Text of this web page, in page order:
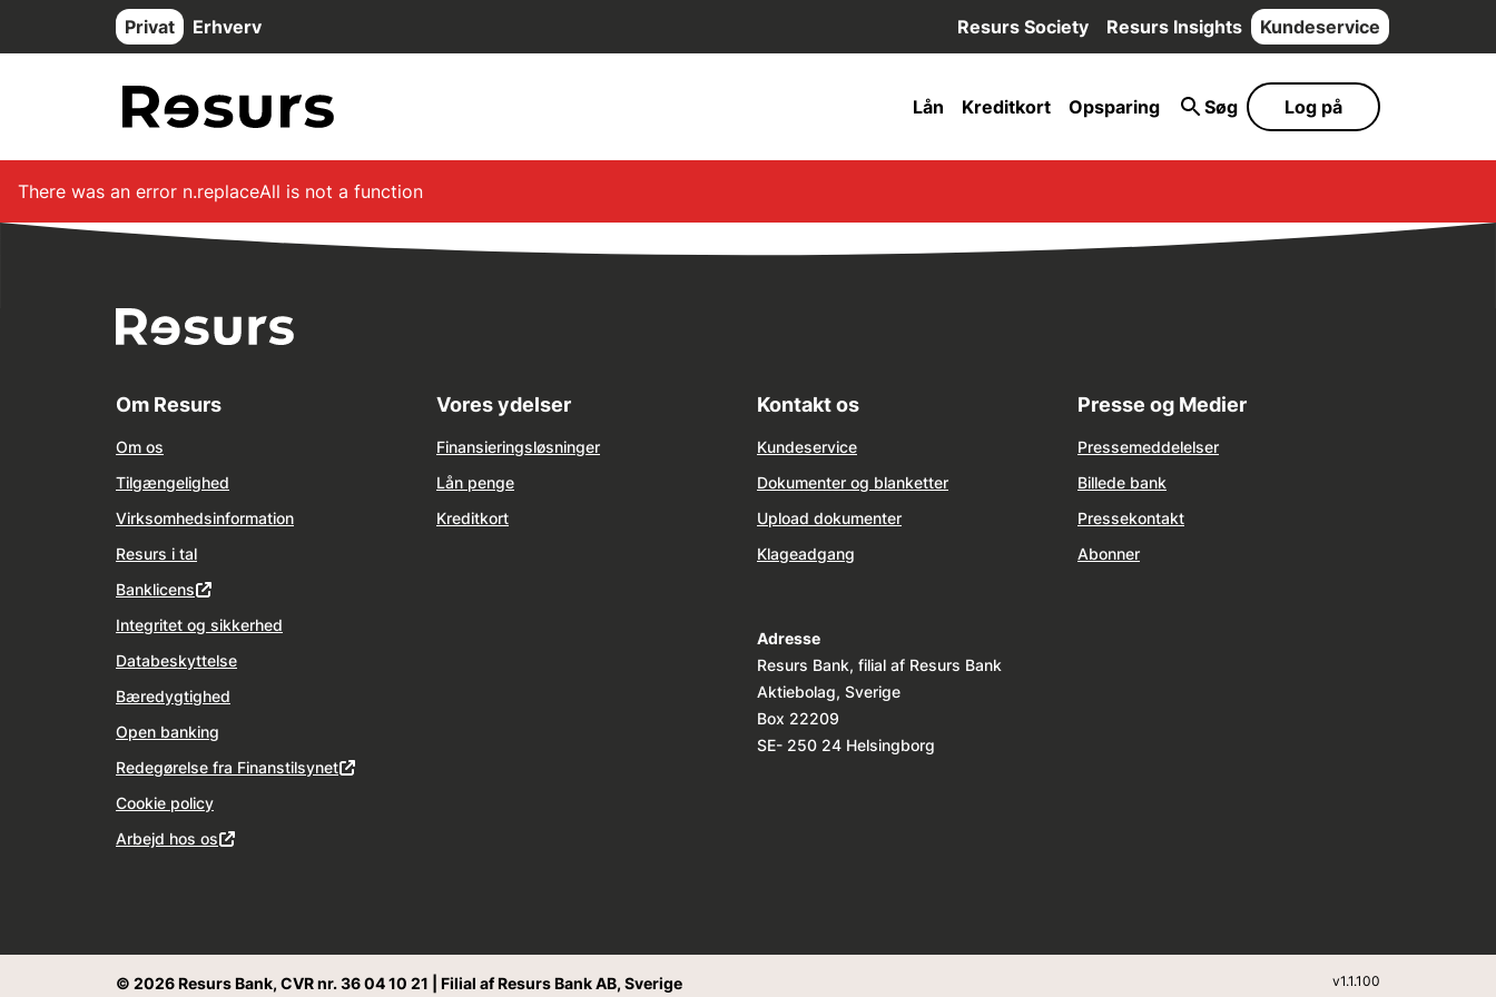
Gå til hovedindhold
Privat Erhverv Resurs Society Resurs Insights Kundeservice
Lån Kreditkort Opsparing Søg Log på
There was an error n.replaceAll is not a function
Om Resurs
Om os
Tilgængelighed
Virksomhedsinformation
Resurs i tal
Banklicens
Integritet og sikkerhed
Databeskyttelse
Bæredygtighed
Open banking
Redegørelse fra Finanstilsynet
Cookie policy
Arbejd hos os
Vores ydelser
Finansieringsløsninger
Lån penge
Kreditkort
Kontakt os
Kundeservice
Dokumenter og blanketter
Upload dokumenter
Klageadgang
Adresse
Resurs Bank, filial af Resurs Bank
Aktiebolag, Sverige
Box 22209
SE- 250 24 Helsingborg
Presse og Medier
Pressemeddelelser
Billede bank
Pressekontakt
Abonner
© 2026 Resurs Bank, CVR nr. 36 04 10 21 | Filial af Resurs Bank AB, Sverige v1.1.100